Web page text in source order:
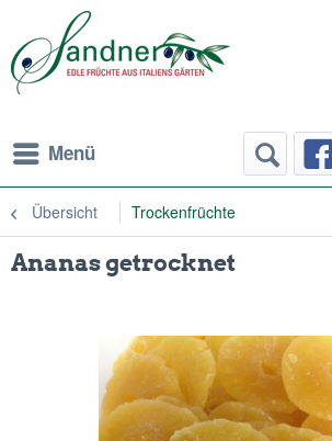
Menü
Übersicht Trockenfrüchte
Ananas getrocknet